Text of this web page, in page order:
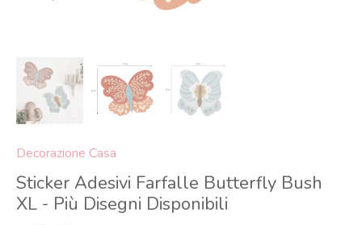
Decorazione Casa
Sticker Adesivi Farfalle Butterfly Bush
XL - Più Disegni Disponibili